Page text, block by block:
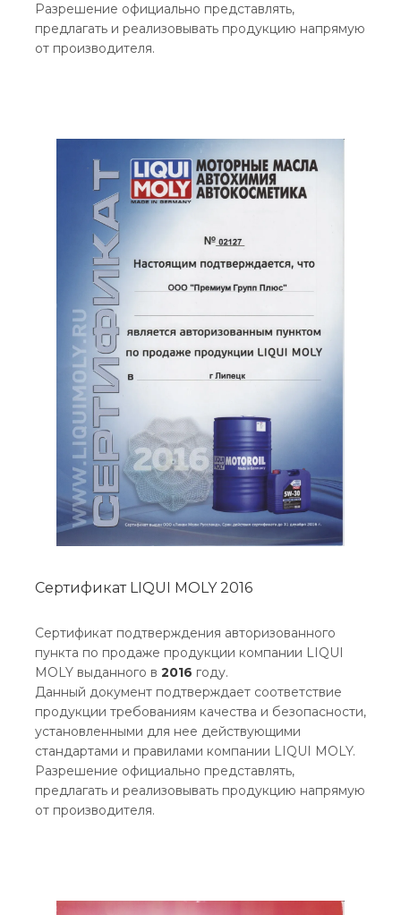
Разрешение официально представлять,
предлагать и реализовывать продукцию напрямую
от производителя.
Сертификат LIQUI MOLY 2016
Сертификат подтверждения авторизованного
пункта по продаже продукции компании LIQUI
MOLY выданного в 2016 году.
Данный документ подтверждает соответствие
продукции требованиям качества и безопасности,
установленными для нее действующими
стандартами и правилами компании LIQUI MOLY.
Разрешение официально представлять,
предлагать и реализовывать продукцию напрямую
от производителя.